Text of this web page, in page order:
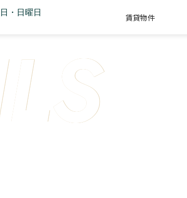
・日曜日
賃貸物件